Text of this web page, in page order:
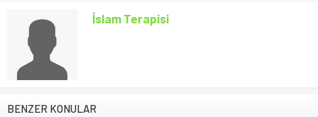
İslam Terapisi
BENZER KONULAR